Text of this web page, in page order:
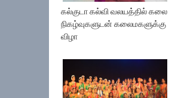
கல்குடா கல்வி வலயத்தில் கலை
நிகழ்வுகளுடன் கலைமகளுக்கு
விழா